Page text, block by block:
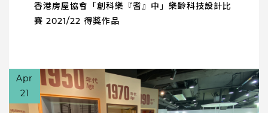
香港房屋協會「創科樂『耆』中」樂齡科技設計比
賽 2021/22 得獎作品
Apr
21